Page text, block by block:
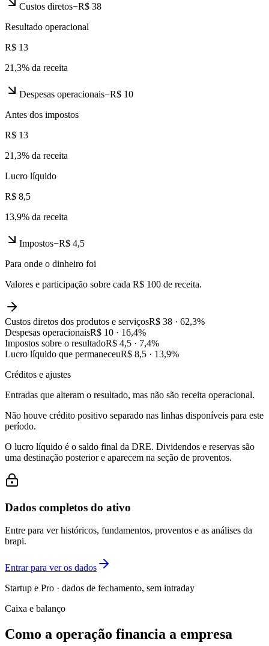
Custos diretos−R$ 38
Resultado operacional
R$ 13
21,3% da receita
Despesas operacionais−R$ 10
Antes dos impostos
R$ 13
21,3% da receita
Lucro líquido
R$ 8,5
13,9% da receita
Impostos−R$ 4,5
Para onde o dinheiro foi
Valores e participação sobre cada R$ 100 de receita.
Custos diretos dos produtos e serviçosR$ 38 · 62,3%
Despesas operacionaisR$ 10 · 16,4%
Impostos sobre o resultadoR$ 4,5 · 7,4%
Lucro líquido que permaneceuR$ 8,5 · 13,9%
Créditos e ajustes
Entradas que alteram o resultado, mas não são receita operacional.
Não houve crédito positivo separado nas linhas disponíveis para este
período.
O lucro líquido é o saldo final da DRE. Dividendos e reservas são
uma destinação posterior e aparecem na seção de proventos.
Dados completos do ativo
Entre para ver históricos, fundamentos, proventos e as análises da
brapi.
Entrar para ver os dados
Startup e Pro · dados de fechamento, sem intraday
Caixa e balanço
Como a operação financia a empresa